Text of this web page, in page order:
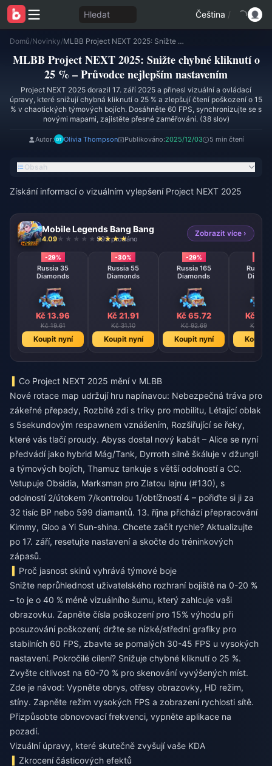
Hledat Čeština /
Domů/Novinky/ MLBB Project NEXT 2025: Snižte chybné kliknutí o 25 % – Průvodce nejlepším nastavením
MLBB Project NEXT 2025: Snižte chybné kliknutí o
25 % – Průvodce nejlepším nastavením
Project NEXT 2025 dorazil 17. září 2025 a přinesl vizuální a ovládací
úpravy, které snižují chybná kliknutí o 25 % a zlepšují čtení poškození o 15
% v chaotických týmových bojích. Dosáhněte 60 FPS, synchronizujte se s
novými mapami, zajistěte přesné zaměřování. (38 slov)
Autor: Olivia Thompson Publikováno:2025/12/03 5 min čtení
Obsah
Získání informací o vizuálním vylepšení Project NEXT 2025
Mobile Legends Bang Bang
4.09 995 prodáno
Zobrazit více ›
-29%
Russia 35
Diamonds
Kč 13.96
Kč 19.61
Koupit nyní
-30%
Russia 55
Diamonds
Kč 21.91
Kč 31.10
Koupit nyní
-29%
Russia 165
Diamonds
Kč 65.72
Kč 92.69
Koupit nyní
Russia
Kč
Kč
Koupit
Co Project NEXT 2025 mění v MLBB
Nové rotace map udržují hru napínavou: Nebezpečná tráva pro
zákeřné přepady, Rozbité zdi s triky pro mobilitu, Létající oblak
s 5sekundovým respawnem vznášením, Rozšiřující se řeky,
které vás tlačí proudy. Abyss dostal nový kabát – Alice se nyní
předvádí jako hybrid Mág/Tank, Dyrroth silně škáluje v džungli
a týmových bojích, Thamuz tankuje s větší odolností a CC.
Vstupuje Obsidia, Marksman pro Zlatou lajnu (#130), s
odolností 2/útokem 7/kontrolou 1/obtížností 4 – pořiďte si ji za
32 tisíc BP nebo 599 diamantů. 13. října přichází přepracování
Kimmy, Gloo a Yi Sun-shina. Chcete začít rychle? Aktualizujte
po 17. září, resetujte nastavení a skočte do tréninkových
zápasů.
Proč jasnost skinů vyhrává týmové boje
Snižte neprůhlednost uživatelského rozhraní bojiště na 0-20 %
– to je o 40 % méně vizuálního šumu, který zahlcuje vaši
obrazovku. Zapněte čísla poškození pro 15% výhodu při
posuzování poškození; držte se nízké/střední grafiky pro
stabilních 60 FPS, zbavte se pomalých 30-45 FPS u vysokých
nastavení. Pokročilé cílení? Snižuje chybné kliknutí o 25 %.
Zvyšte citlivost na 60-70 % pro skenování vyvýšených míst.
Zde je návod: Vypněte obrys, otřesy obrazovky, HD režim,
stíny. Zapněte režim vysokých FPS a zobrazení rychlosti sítě.
Přizpůsobte obnovovací frekvenci, vypněte aplikace na
pozadí.
Vizuální úpravy, které skutečně zvyšují vaše KDA
Zkrocení částicových efektů